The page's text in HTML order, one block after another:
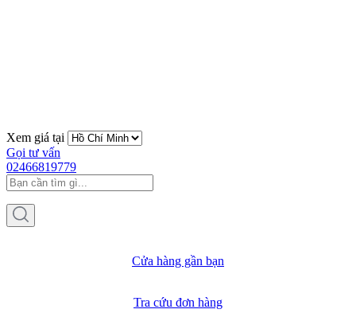
Xem giá tại
Gọi tư vấn
02466819779
Cửa hàng gần bạn
Tra cứu đơn hàng